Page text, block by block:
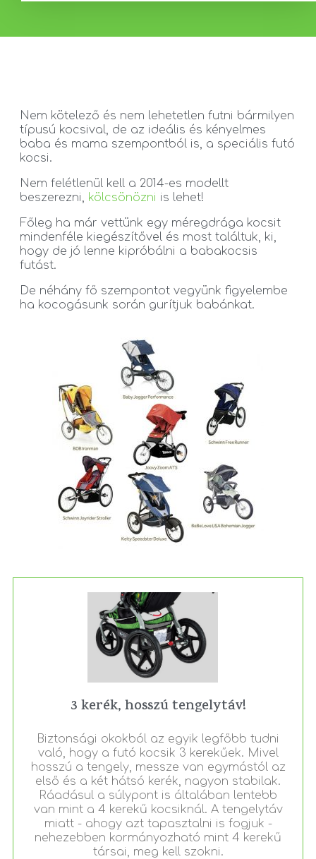
Nem kötelező és nem lehetetlen futni bármilyen
típusú kocsival, de az ideális és kényelmes
baba és mama szempontból is, a speciális futó
kocsi.
Nem felétlenül kell a 2014-es modellt
beszerezni, kölcsönözni is lehet!
Főleg ha már vettünk egy méregdrága kocsit
mindenféle kiegészítővel és most találtuk, ki,
hogy de jó lenne kipróbálni a babakocsis
futást.
De néhány fő szempontot vegyünk figyelembe
ha kocogásunk során gurítjuk babánkat.
3 kerék, hosszú tengelytáv!
Biztonsági okokból az egyik legfőbb tudni
való, hogy a futó kocsik 3 kerekűek. Mivel
hosszú a tengely, messze van egymástól az
első és a két hátsó kerék, nagyon stabilak.
Ráadásul a súlypont is általában lentebb
van mint a 4 kerekű kocsiknál. A tengelytáv
miatt - ahogy azt tapasztalni is fogjuk -
nehezebben kormányozható mint 4 kerekű
társai, meg kell szokni.